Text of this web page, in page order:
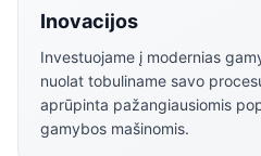
Inovacijos
Investuojame į modernias
nuolat tobuliname savo
aprūpinta pažangiausiomis
gamybos mašinomis.